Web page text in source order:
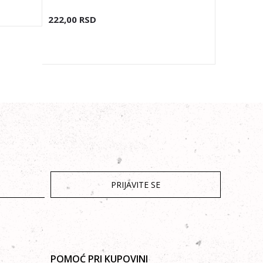
222,00 RSD
PRIJAVITE SE
POMOĆ PRI KUPOVINI